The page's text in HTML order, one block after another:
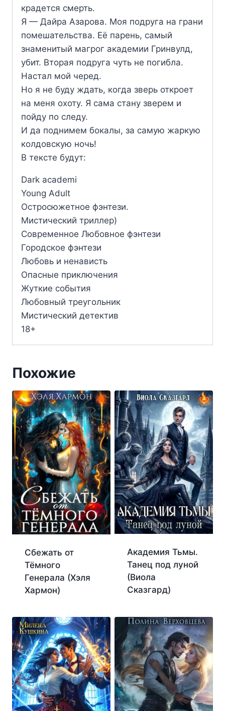
крадется смерть.
Я — Дайра Азарова. Моя подруга на грани
помешательства. Её парень, самый
знаменитый магрог академии Гринвулд,
убит. Вторая подруга чуть не погибла.
Настал мой черед.
Но я не буду ждать, когда зверь откроет
на меня охоту. Я сама стану зверем и
пойду по следу.
И да поднимем бокалы, за самую жаркую
колдовскую ночь!
В тексте будут:
Dark academi
Young Adult
Остросюжетное фэнтези.
Мистический триллер)
Современное Любовное фэнтези
Городское фэнтези
Любовь и ненависть
Опасные приключения
Жуткие события
Любовный треугольник
Мистический детектив
18+
Похожие
Сбежать от
Тёмного
Генерала (Хэля
Хармон)
Академия Тьмы.
Танец под луной
(Виола
Сказгард)